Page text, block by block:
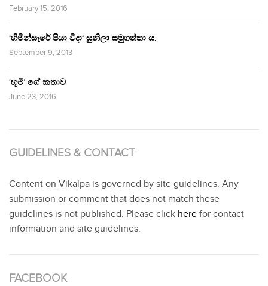
February 15, 2016
‘හිමින්සැරේ පියා විදා‘ සුනිලා සමුගත්තා ය.
September 9, 2013
‘භූමි’ ගේ කතාව
June 23, 2016
GUIDELINES & CONTACT
Content on Vikalpa is governed by site guidelines. Any
submission or comment that does not match these
guidelines is not published. Please click here for contact
information and site guidelines.
FACEBOOK